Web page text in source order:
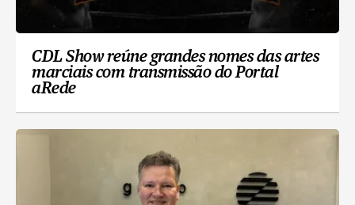
CDL Show reúne grandes nomes das artes
marciais com transmissão do Portal
aRede